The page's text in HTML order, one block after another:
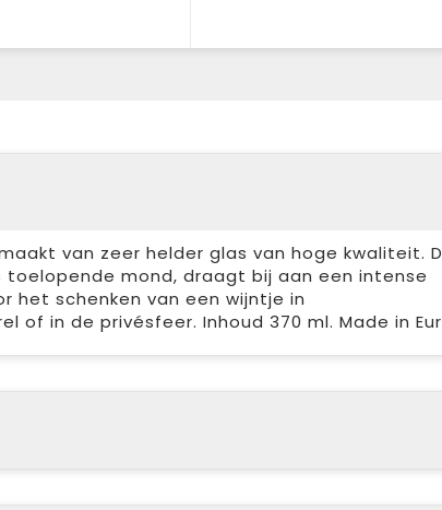
van zeer helder glas van hoge kwaliteit.
mond, draagt bij aan een intense
het schenken van een wijntje in
of in de privésfeer. Inhoud 370 ml. Made in